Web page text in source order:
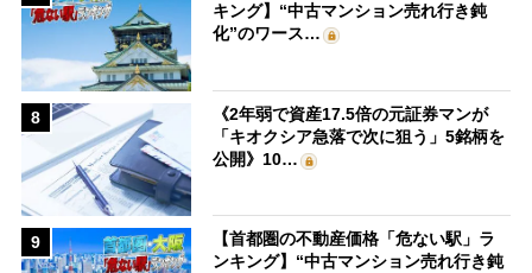
キング】“中古マンション売れ行き鈍
化”のワース…
8
《2年弱で資産17.5倍の元証券マンが
「キオクシア急落で次に狙う」5銘柄を
公開》10…
9
【首都圏の不動産価格「危ない駅」ラ
ンキング】“中古マンション売れ行き鈍